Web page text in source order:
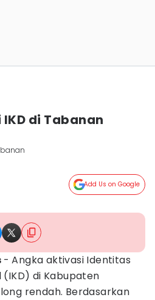
di Tabanan
Add Us on Google
- Angka aktivasi Identitas
(IKD) di Kabupaten
rendah. Berdasarkan